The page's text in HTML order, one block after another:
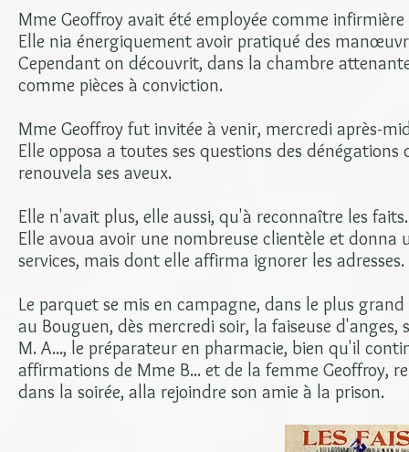
Mme Geoffroy avait été employée comme
Elle nia énergiquement avoir pratiqué des
Cependant on découvrit, dans la chambre
comme pièces à conviction.
Mme Geoffroy fut invitée à venir, mercredi après-
Elle opposa a toutes ses questions des
renouvela ses aveux.
Elle n'avait plus, elle aussi, qu'à reconnaître les faits.
Elle avoua avoir une nombreuse clientèle et donna
services, mais dont elle affirma ignorer les adresses.
Le parquet se mis en campagne, dans le plus
au Bouguen, dès mercredi soir, la faiseuse
M. A..., le préparateur en pharmacie, bien qu'il
affirmations de Mme B... et de la femme Geoffroy,
dans la soirée, alla rejoindre son amie à la prison.